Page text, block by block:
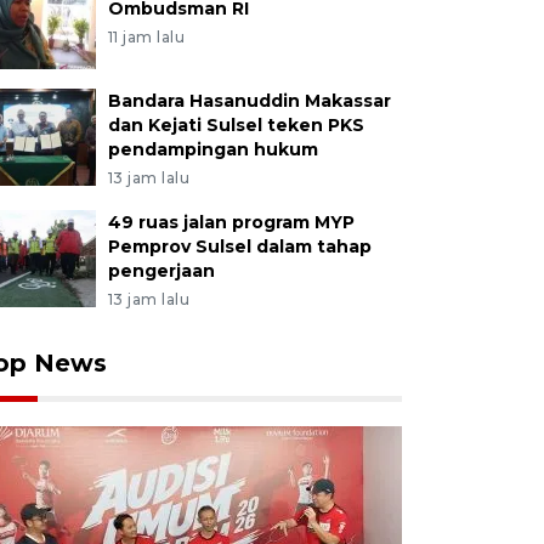
Ombudsman RI
11 jam lalu
Bandara Hasanuddin Makassar
dan Kejati Sulsel teken PKS
pendampingan hukum
13 jam lalu
49 ruas jalan program MYP
Pemprov Sulsel dalam tahap
pengerjaan
13 jam lalu
News